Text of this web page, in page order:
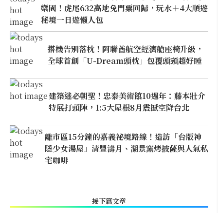
樂園！虎尾632高地免門票回歸，玩水＋4大順遊
秘境一日遊懶人包
搭機告別落枕！阿聯酋航空經濟艙座椅升級，
全球首創「U-Dream頭枕」包覆頭頸超好睡
建築迷必朝聖！忠泰美術館10週年：藤本壯介
特展打頭陣，1:5大屋根8月震撼空降台北
離市區15分鐘的嘉義祕境路線！造訪「台版神
隱少女湯屋」清豐濤月、湖景窯烤披薩與人氣私
宅咖啡
接下篇文章